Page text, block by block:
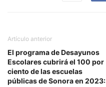
Artículo anterior
El programa de Desayunos
Escolares cubrirá el 100 por
ciento de las escuelas
públicas de Sonora en 2023: